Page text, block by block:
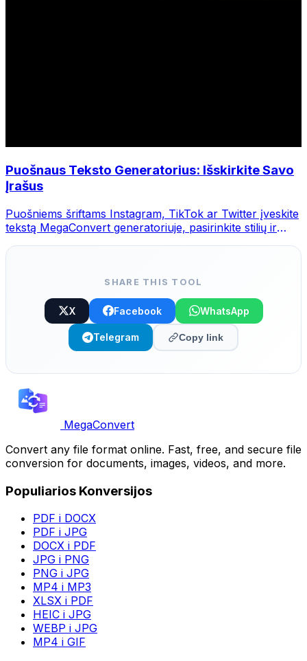
Puošnaus Teksto Generatorius: Išskirkite Savo
Įrašus
Puošniems šriftams Instagram, TikTok ar Twitter įveskite
tekstą MegaConvert generatoriuje, pasirinkite stilių ir
SHARE THIS TOOL
X Facebook WhatsApp
Telegram Copy link
MegaConvert
Convert any file format online. Fast, free, and secure file
conversion for documents, images, videos, and more.
Populiarios Konversijos
PDF i DOCX
PDF i JPG
DOCX i PDF
JPG i PNG
PNG i JPG
MP4 i MP3
XLSX i PDF
HEIC i JPG
WEBP i JPG
MP4 i GIF